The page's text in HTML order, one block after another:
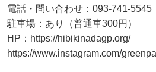
電話・問い合わせ：093-741-5545
駐車場：あり（普通車300円）
HP：https://hibikinadagp.org/
https://www.instagram.com/